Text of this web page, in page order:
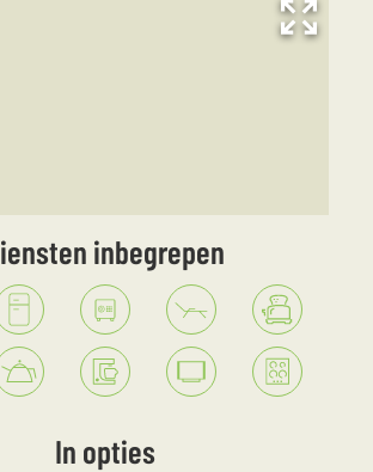
Diensten inbegrepen
In opties